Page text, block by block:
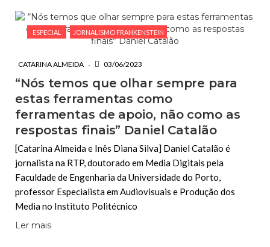
ESPECIAL JORNALISMO FRANKENSTEIN
CATARINA ALMEIDA 03/06/2023
“Nós temos que olhar sempre para
estas ferramentas como
ferramentas de apoio, não como as
respostas finais” Daniel Catalão
[Catarina Almeida e Inês Diana Silva] Daniel Catalão é
jornalista na RTP, doutorado em Media Digitais pela
Faculdade de Engenharia da Universidade do Porto,
professor Especialista em Audiovisuais e Produção dos
Media no Instituto Politécnico
Ler mais